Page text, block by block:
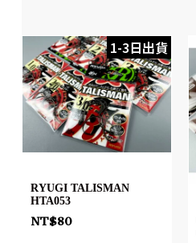
1-3日出貨
RYUGI TALISMAN
HTA053
NT$80